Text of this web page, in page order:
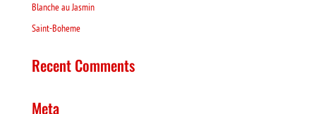
Blanche au Jasmin
Saint-Boheme
Recent Comments
Meta